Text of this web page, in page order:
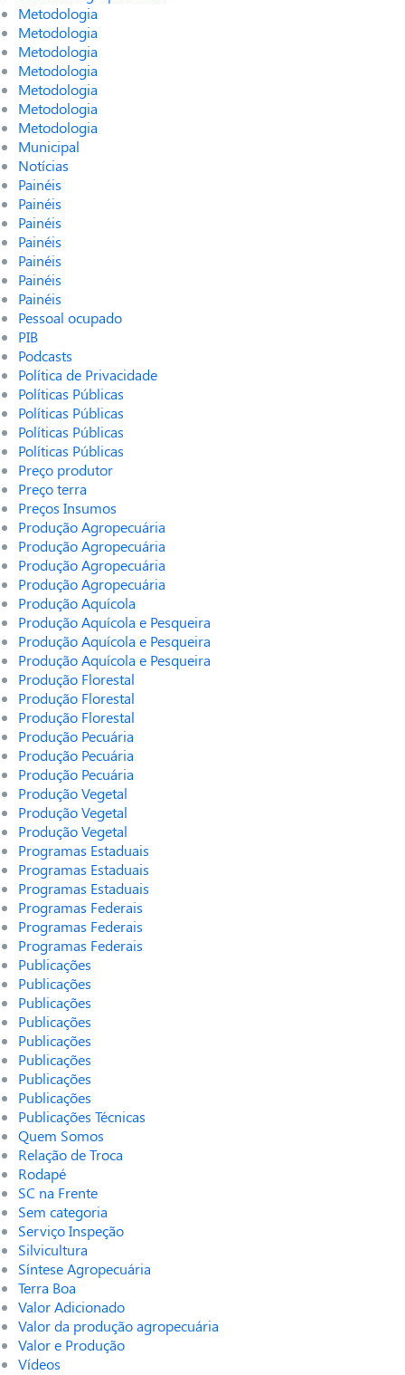
Metodologia
Metodologia
Metodologia
Metodologia
Metodologia
Metodologia
Metodologia
Municipal
Notícias
Painéis
Painéis
Painéis
Painéis
Painéis
Painéis
Painéis
Pessoal ocupado
PIB
Podcasts
Política de Privacidade
Políticas Públicas
Políticas Públicas
Políticas Públicas
Políticas Públicas
Preço produtor
Preço terra
Preços Insumos
Produção Agropecuária
Produção Agropecuária
Produção Agropecuária
Produção Agropecuária
Produção Aquícola
Produção Aquícola e Pesqueira
Produção Aquícola e Pesqueira
Produção Aquícola e Pesqueira
Produção Florestal
Produção Florestal
Produção Florestal
Produção Pecuária
Produção Pecuária
Produção Pecuária
Produção Vegetal
Produção Vegetal
Produção Vegetal
Programas Estaduais
Programas Estaduais
Programas Estaduais
Programas Federais
Programas Federais
Programas Federais
Publicações
Publicações
Publicações
Publicações
Publicações
Publicações
Publicações
Publicações
Publicações Técnicas
Quem Somos
Relação de Troca
Rodapé
SC na Frente
Sem categoria
Serviço Inspeção
Silvicultura
Síntese Agropecuária
Terra Boa
Valor Adicionado
Valor da produção agropecuária
Valor e Produção
Vídeos